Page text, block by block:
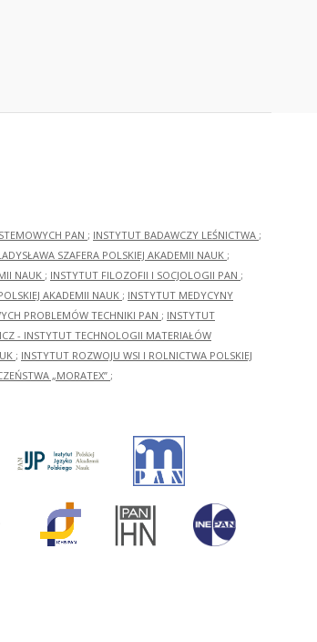
PAN ; INSTYTUT BADAWCZY LEŚNICTWA ;
SZAFERA POLSKIEJ AKADEMII NAUK ;
NAUK ; INSTYTUT FILOZOFII I SOCJOLOGII PAN ;
AKADEMII NAUK ; INSTYTUT MEDYCYNY
PROBLEMÓW TECHNIKI PAN ; INSTYTUT
- INSTYTUT TECHNOLOGII MATERIAŁÓW
; INSTYTUT ROZWOJU WSI I ROLNICTWA POLSKIEJ
„MORATEX” ;